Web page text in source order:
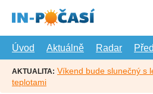
hlavní
Úvod
Aktuálně Radar
AKTUALITA: Víkend bude slunečný s
teplotami